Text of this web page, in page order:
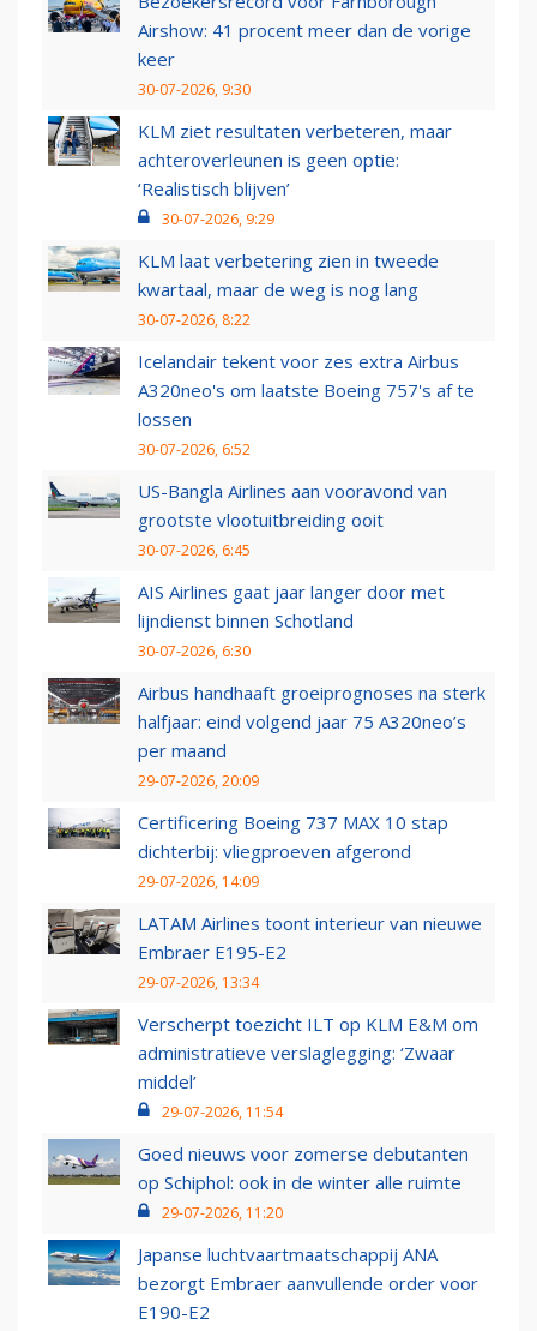
Airshow: 41 procent meer dan de vorige
keer
30-07-2026, 9:30
KLM ziet resultaten verbeteren, maar
achteroverleunen is geen optie:
‘Realistisch blijven’
30-07-2026, 9:29
KLM laat verbetering zien in tweede
kwartaal, maar de weg is nog lang
30-07-2026, 8:22
Icelandair tekent voor zes extra Airbus
A320neo's om laatste Boeing 757's af te
lossen
30-07-2026, 6:52
US-Bangla Airlines aan vooravond van
grootste vlootuitbreiding ooit
30-07-2026, 6:45
AIS Airlines gaat jaar langer door met
lijndienst binnen Schotland
30-07-2026, 6:30
Airbus handhaaft groeiprognoses na sterk
halfjaar: eind volgend jaar 75 A320neo’s
per maand
29-07-2026, 20:09
Certificering Boeing 737 MAX 10 stap
dichterbij: vliegproeven afgerond
29-07-2026, 14:09
LATAM Airlines toont interieur van nieuwe
Embraer E195-E2
29-07-2026, 13:34
Verscherpt toezicht ILT op KLM E&M om
administratieve verslaglegging: ‘Zwaar
middel’
29-07-2026, 11:54
Goed nieuws voor zomerse debutanten
op Schiphol: ook in de winter alle ruimte
29-07-2026, 11:20
Japanse luchtvaartmaatschappij ANA
bezorgt Embraer aanvullende order voor
E190-E2